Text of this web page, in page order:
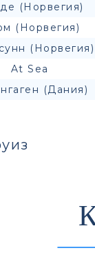
(Норвегия)
(Норвегия)
(Норвегия)
At Sea
(Дания)